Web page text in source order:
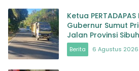
Ketua
Gubernur Sumut
Jalan Provinsi
Berita 6 Agustus 2026